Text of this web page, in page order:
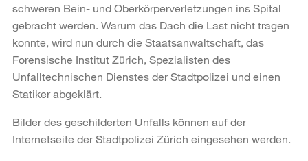
schweren Bein- und Oberkörperverletzungen ins Spital
gebracht werden. Warum das Dach die Last nicht tragen
konnte, wird nun durch die Staatsanwaltschaft, das
Forensische Institut Zürich, Spezialisten des
Unfalltechnischen Dienstes der Stadtpolizei und einen
Statiker abgeklärt.
Bilder des geschilderten Unfalls können auf der
Internetseite der Stadtpolizei Zürich eingesehen werden.